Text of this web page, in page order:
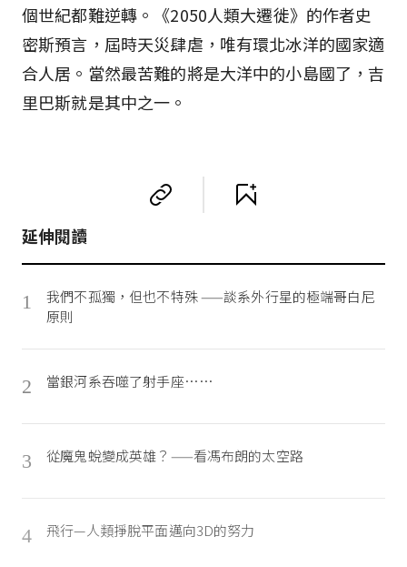
個世紀都難逆轉。《2050人類大遷徙》的作者史
密斯預言，屆時天災肆虐，唯有環北冰洋的國家適
合人居。當然最苦難的將是大洋中的小島國了，吉
里巴斯就是其中之一。
延伸閱讀
1
我們不孤獨，但也不特殊 ——談系外行星的極端哥白尼
原則
2 當銀河系吞噬了射手座……
3 從魔鬼蛻變成英雄？——看馮布朗的太空路
4 飛行—人類掙脫平面邁向3D的努力